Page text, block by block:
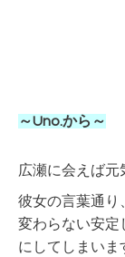
～Uno.から～
広瀬に会えば元
彼女の言葉通り
変わらない安定
にしてしまいま